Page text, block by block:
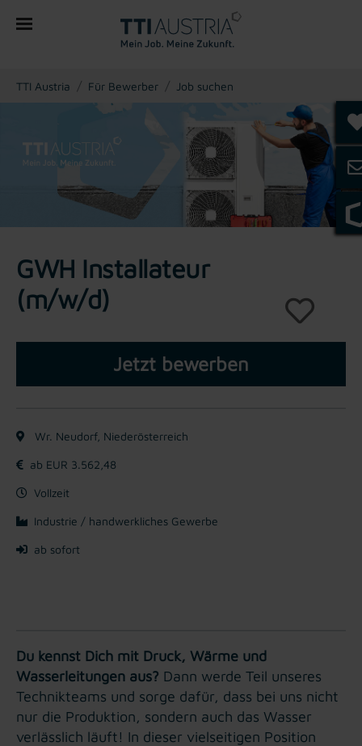
You are here:
TTI Austria Für Bewerber Job suchen
GWH Installateur
(m/w/d)
Jetzt bewerben
Wr. Neudorf, Niederösterreich
ab EUR 3.562,48
Vollzeit
Industrie / handwerkliches Gewerbe
ab sofort
Du kennst Dich mit Druck, Wärme und
Wasserleitungen aus? Dann werde Teil unseres
Technikteams und sorge dafür, dass bei uns nicht
nur die Produktion, sondern auch das Wasser
verlässlich läuft! In dieser vielseitigen Position